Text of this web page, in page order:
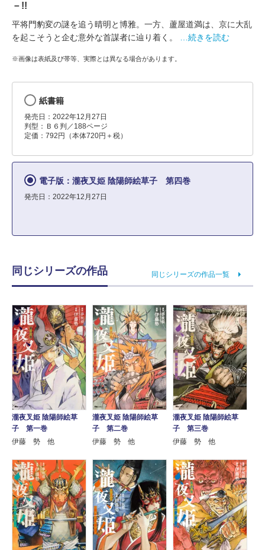
－!!
平将門豹変の謎を追う晴明と博雅。一方、蘆屋道満は、京に大乱
を起こそうと企む意外な首謀者に辿り着く。
…続きを読む
※画像は表紙及び帯等、実際とは異なる場合があります。
紙書籍
発売日：2022年12月27日
判型：Ｂ６判／188ページ
定価：792円（本体720円＋税）
電子版：瀧夜叉姫 陰陽師絵草子 第四巻
発売日：2022年12月27日
同じシリーズの作品 同じシリーズの作品一覧
瀧夜叉姫 陰陽師絵草
子 第一巻
伊藤 勢 他
瀧夜叉姫 陰陽師絵草
子 第二巻
伊藤 勢 他
瀧夜叉姫 陰陽師絵草
子 第三巻
伊藤 勢 他